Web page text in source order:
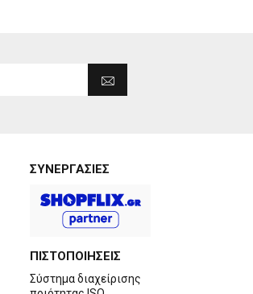
ΣΥΝΕΡΓΑΣΙΕΣ
ΠΙΣΤΟΠΟΙΗΣΕΙΣ
Σύστημα διαχείρισης